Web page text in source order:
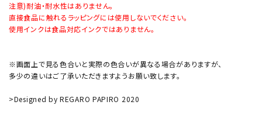
注意)耐油・耐水性はありません。
直接食品に触れるラッピングには使用しないでください。
使用インクは食品対応インクではありません。
※画面上で見る色合いと実際の色合いが異なる場合がありますが、
多少の違いはご了承いただきますようお願い致します。
>Designed by REGARO PAPIRO 2020